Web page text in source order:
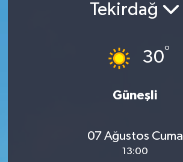
Tekirdağ
30°
Güneşli
07 Ağustos Cuma
13:00